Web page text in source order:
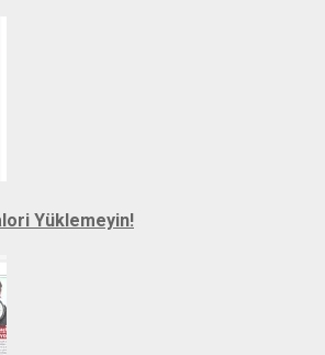
Yüklemeyin!